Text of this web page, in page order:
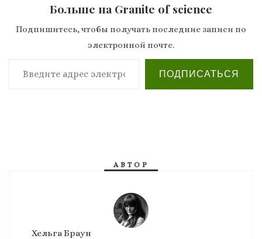
Больше на Granite of science
Подпишитесь, чтобы получать последние записи по
электронной почте.
Введите адрес электронной почты…
ПОДПИСАТЬСЯ
АВТОР
Хельга Браун